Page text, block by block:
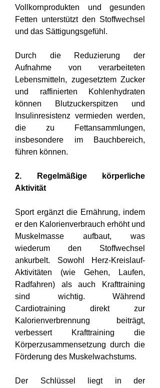
Vollkornprodukten und gesunden
Fetten unterstützt den Stoffwechsel
und das Sättigungsgefühl.
Durch die Reduzierung der
Aufnahme von verarbeiteten
Lebensmitteln, zugesetztem Zucker
und raffinierten Kohlenhydraten
können Blutzuckerspitzen und
Insulinresistenz vermieden werden,
die zu Fettansammlungen,
insbesondere im Bauchbereich,
führen können.
2. Regelmäßige körperliche
Aktivität
Sport ergänzt die Ernährung, indem
er den Kalorienverbrauch erhöht und
Muskelmasse aufbaut, was
wiederum den Stoffwechsel
ankurbelt. Sowohl Herz-Kreislauf-
Aktivitäten (wie Gehen, Laufen,
Radfahren) als auch Krafttraining
sind wichtig. Während
Cardiotraining direkt zur
Kalorienverbrennung beiträgt,
verbessert Krafttraining die
Körperzusammensetzung durch die
Förderung des Muskelwachstums.
Der Schlüssel liegt in der